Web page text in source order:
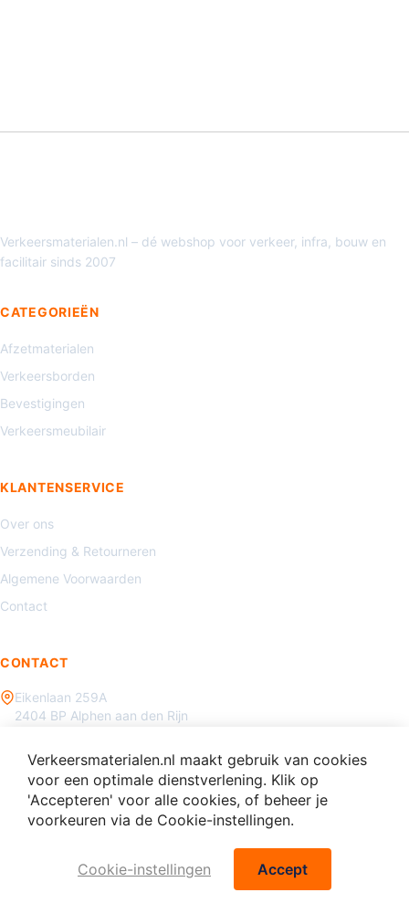
Verkeersmaterialen.nl – dé webshop voor verkeer, infra, bouw en
facilitair sinds 2007
CATEGORIEËN
Afzetmaterialen
Verkeersborden
Bevestigingen
Verkeersmeubilair
KLANTENSERVICE
Over ons
Verzending & Retourneren
Algemene Voorwaarden
Contact
CONTACT
Eikenlaan 259A
2404 BP Alphen aan den Rijn
info@verkeersmaterialen.nl
© 2026 Verkeersmaterialen.nl - Alle rechten voorbehouden.
Verkeersmaterialen.nl maakt gebruik van cookies
voor een optimale dienstverlening. Klik op
'Accepteren' voor alle cookies, of beheer je
voorkeuren via de Cookie-instellingen.
Cookie-instellingen Accept